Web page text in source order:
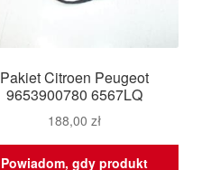
Pakiet Citroen Peugeot
9653900780 6567LQ
188,00zł
Powiadom, gdy produkt